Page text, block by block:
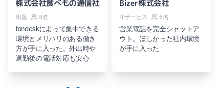
株式会社食べもの通信社
出版 8名
fondeskによって集中できる
環境とメリハリのある働き
方が手に入った。外出時や
退勤後の電話対応も安心
Bizer株式会社
ITサービス 6名
営業電話を完全シャットア
ウト。ほしかった社内環境
が手に入った